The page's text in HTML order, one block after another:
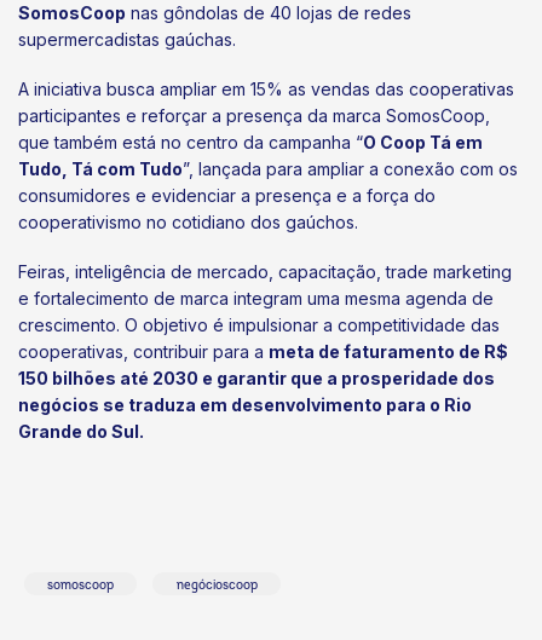
SomosCoop nas gôndolas de 40 lojas de redes
supermercadistas gaúchas.
A iniciativa busca ampliar em 15% as vendas das cooperativas
participantes e reforçar a presença da marca SomosCoop,
que também está no centro da campanha “O Coop Tá em
Tudo, Tá com Tudo”, lançada para ampliar a conexão com os
consumidores e evidenciar a presença e a força do
cooperativismo no cotidiano dos gaúchos.
Feiras, inteligência de mercado, capacitação, trade marketing
e fortalecimento de marca integram uma mesma agenda de
crescimento. O objetivo é impulsionar a competitividade das
cooperativas, contribuir para a meta de faturamento de R$
150 bilhões até 2030 e garantir que a prosperidade dos
negócios se traduza em desenvolvimento para o Rio
Grande do Sul.
somoscoop negócioscoop